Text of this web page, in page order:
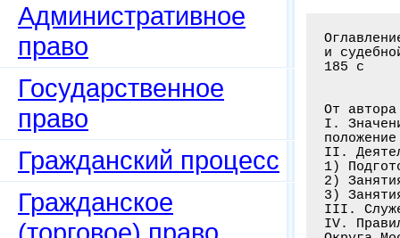
Административное
право
Государственное
право
Гражданский процесс
Гражданское
и
185 с
От
I.
II.
1)
2)
3)
III.
IV.